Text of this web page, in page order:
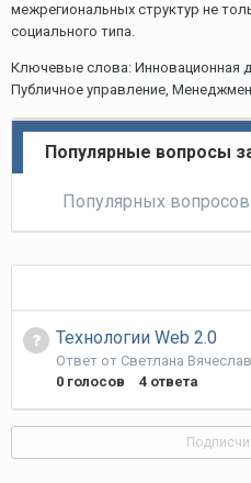
межрегиональных структур не
социального типа.
Ключевые слова: Инновационная
Публичное управление,
Популярные вопросы
Популярных
Технологии Web 2.0
Ответ от Светлана
0 голосов 4 ответа